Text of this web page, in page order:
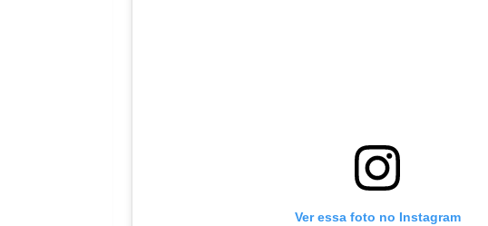
Ver essa foto no Instagram